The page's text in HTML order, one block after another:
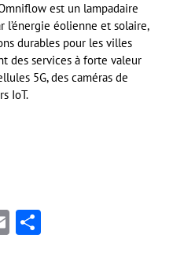
est un lampadaire
éolienne et solaire,
durables pour les villes
des services à forte valeur
5G, des caméras de
IoT.
Email